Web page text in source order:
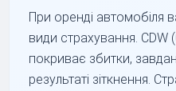
При оренді автомобіля
види страхування. CDW
покриває збитки,
результаті зіткнення.